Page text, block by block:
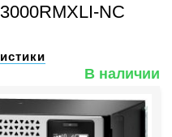
NC
В наличии